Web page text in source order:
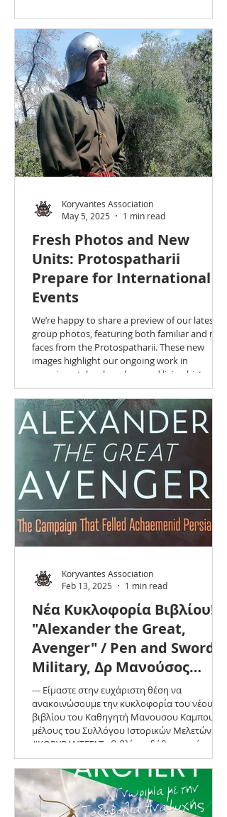
από τις ημέρες περιλάμβανε εξετάσεις για
ορισμένα μέλη, ενώ σε όλη τη διάρκεια οι
τοξότες είχαν την δυνατότητα να μοιραστούν
και να δοκιμάσουν ποικιλία εξοπλισμο
Fresh Photos and New
Units: Protospatharii
Prepare for International
Events
We’re happy to share a preview of our latest
group photos, featuring both familiar and new
faces from the Protospatharii. These new
images highlight our ongoing work in
experimental archaeology and living history, as
we continue to develop high-quality
equipment and accurate reconstructions. The
photos include our established units as well as
some brand-new formations, reflecting the
growing interest and participation in our
group. In the coming months, the
Protospatharii wil
Koryvantes Association
May 5, 2025
1 min read
Νέα Κυκλοφορία Βιβλίου!
"Alexander the Great,
Avenger" / Pen and Sword
Military, Δρ Μανούσος
Καμπούρης
--- Είμαστε στην ευχάριστη θέση να
ανακοινώσουμε την κυκλοφορία του νέου
βιβλίου του Καθηγητή Μανουσου Καμπουρη,
μέλους του Συλλόγου Ιστορικών Μελετών
#ΚΟΡΥΒΑΝΤΕΣ! Το βιβλίο εκδόθηκε από τον
γνωστό εκδοτικό οίκο στρατιωτικής
θεματολογίας Pen and Sword Books Military
και αποτελεί ένα κορυφαίο σύγχρονο έργο
κατανόησης της στρατιωτικής ιδιοφυΐας του
Έλληνα στρατηγού. Η λεπτομερής ανάλυση
Koryvantes Association
Feb 13, 2025
1 min read